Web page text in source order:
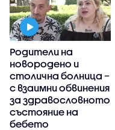
Родители на
новородено и
столична болница –
с взаимни обвинения
за здравословното
състояние на
бебето